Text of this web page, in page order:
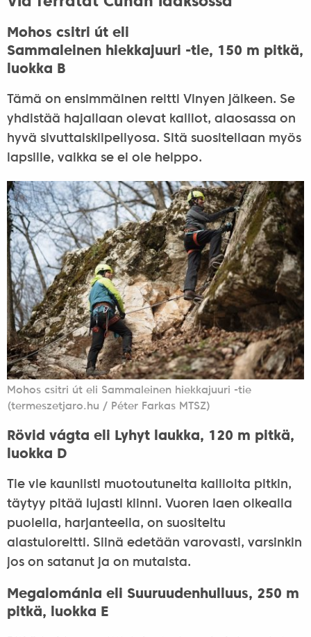
Mohos csitri út eli
Sammaleinen hiekkajuuri -tie, 150 m pitkä,
luokka B
Tämä on ensimmäinen reitti Vinyen jälkeen. Se
yhdistää hajallaan olevat kalliot, alaosassa on
hyvä sivuttaiskiipeilyosa. Sitä suositellaan myös
lapsille, vaikka se ei ole helppo.
Mohos csitri út eli Sammaleinen hiekkajuuri -tie
(termeszetjaro.hu / Péter Farkas MTSZ)
Rövid vágta eli Lyhyt laukka, 120 m pitkä,
luokka D
Tie vie kauniisti muotoutuneita kallioita pitkin,
täytyy pitää lujasti kiinni. Vuoren laen oikealla
puolella, harjanteella, on suositeltu
alastuloreitti. Siinä edetään varovasti, varsinkin
jos on satanut ja on mutaista.
Megalománia eli Suuruudenhulluus, 250 m
pitkä, luokka E